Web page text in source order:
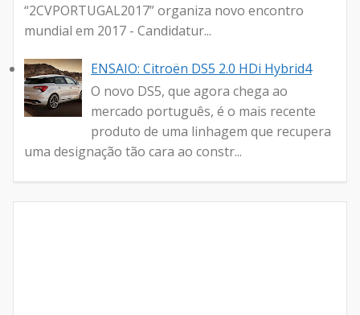
“2CVPORTUGAL2017” organiza novo encontro
mundial em 2017 - Candidatur...
ENSAIO: Citroën DS5 2.0 HDi Hybrid4
O novo DS5, que agora chega ao
mercado português, é o mais recente
produto de uma linhagem que recupera
uma designação tão cara ao constr...